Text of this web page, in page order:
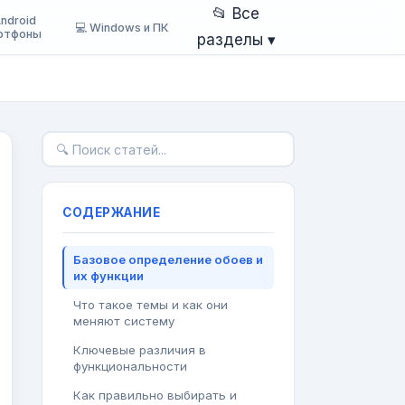
💻 Windows и ПК
📂 Все
разделы ▾
СОДЕРЖАНИЕ
Базовое определение обоев и
их функции
Что такое темы и как они
меняют систему
Ключевые различия в
функциональности
Как правильно выбирать и